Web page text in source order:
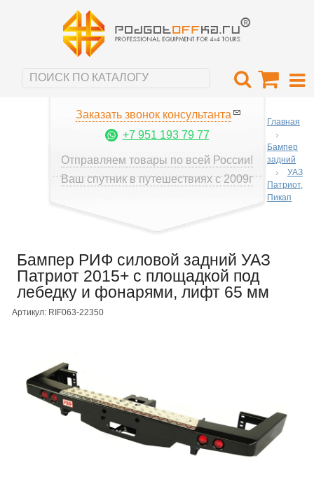
Заказать звонок консультанта
+7 951 193 79 77
Отправляем товары по всей России!
Ваш спутник в путешествиях с 2009г
Главная
Бампер
задний
УАЗ
Патриот,
Пикап
Бампер РИФ силовой задний УАЗ
Патриот 2015+ с площадкой под
лебедку и фонарями, лифт 65 мм
Артикул: RIF063-22350